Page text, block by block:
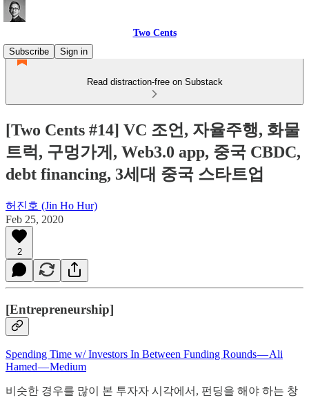
Two Cents
Subscribe
Sign in
Read distraction-free on Substack
[Two Cents #14] VC 조언, 자율주행, 화물
트럭, 구멍가게, Web3.0 app, 중국 CBDC,
debt financing, 3세대 중국 스타트업
허진호 (Jin Ho Hur)
Feb 25, 2020
2
[Entrepreneurship]
Spending Time w/ Investors In Between Funding Rounds — Ali
Hamed — Medium
비슷한 경우를 많이 본 투자자 시각에서, 펀딩을 해야 하는 창